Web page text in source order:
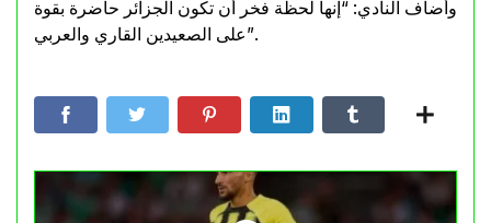
وأضاف النادي: “إنها لحظة فخر أن تكون الجزائر حاضرة بقوة
على الصعيدين القاري والعربي”.